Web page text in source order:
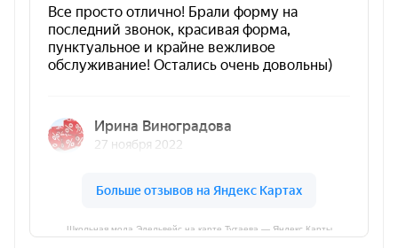
Школьная мода Эдельвейс на карте Тутаева — Яндекс Карты